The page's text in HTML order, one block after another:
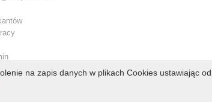
Twoje dane osobowe
prawnika
na zapis danych w plikach Cookies ustawiając